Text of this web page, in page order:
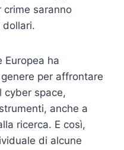
crime saranno
dollari.
Europea ha
per affrontare
cyber space,
anche a
ricerca. E così,
di alcune